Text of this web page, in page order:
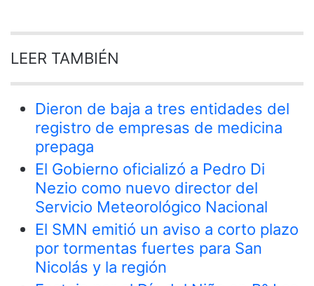
LEER TAMBIÉN
Dieron de baja a tres entidades del
registro de empresas de medicina
prepaga
El Gobierno oficializó a Pedro Di
Nezio como nuevo director del
Servicio Meteorológico Nacional
El SMN emitió un aviso a corto plazo
por tormentas fuertes para San
Nicolás y la región